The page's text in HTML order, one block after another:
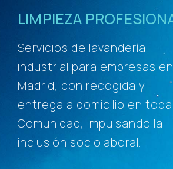
LIMPIEZA
Servicios de lavandería
industrial para empresas en
Madrid, con recogida y
entrega a domicilio en
Comunidad, impulsando la
inclusión sociolaboral.